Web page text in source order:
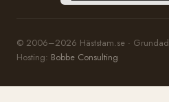
© 2006–2026 Häststam.se · Grundad
Hosting: Bobbe Consulting